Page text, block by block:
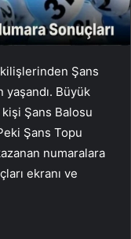
Şans
yaşandı. Büyük
Şans Balosu
Şans Topu
numaralara
ekranı ve